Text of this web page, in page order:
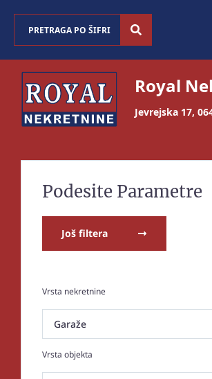
Royal
Jevrejska 17,
Podesite Parametre
Još filtera
Vrsta nekretnine
Vrsta objekta